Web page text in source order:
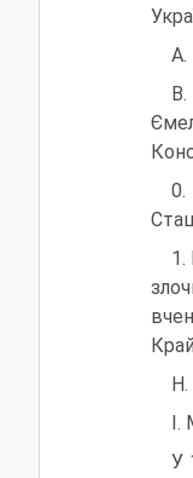
0.
1.
I.
У